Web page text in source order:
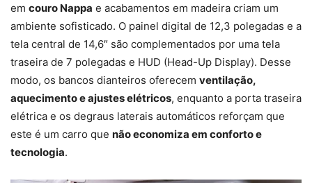
em couro Nappa e acabamentos em madeira criam um
ambiente sofisticado. O painel digital de 12,3 polegadas e a
tela central de 14,6″ são complementados por uma tela
traseira de 7 polegadas e HUD (Head-Up Display). Desse
modo, os bancos dianteiros oferecem ventilação,
aquecimento e ajustes elétricos, enquanto a porta traseira
elétrica e os degraus laterais automáticos reforçam que
este é um carro que não economiza em conforto e
tecnologia.